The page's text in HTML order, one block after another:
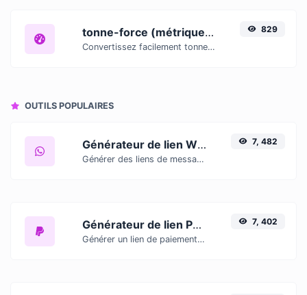
tonne-force (métrique) (tf) à petanewton (PT)
Convertissez facilement tonne-force (métrique) (tf) en petanewton (PT) avec ce convertisseur simple.
829
OUTILS POPULAIRES
Générateur de lien WhatsApp
Générer des liens de message WhatsApp facilement.
7, 482
Générateur de lien PayPal
Générer un lien de paiement Paypal facilement.
7, 402